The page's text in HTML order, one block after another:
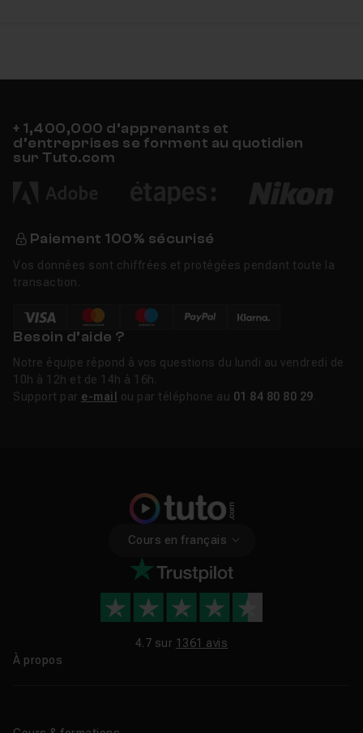
+ 1,400,000 d’apprenants et
d’entreprises se forment au quotidien
sur Tuto.com
Paiement 100% sécurisé
Vos données sont chiffrées et protégées pendant toute la
transaction.
Besoin d’aide ?
Notre équipe répond à vos questions du lundi au vendredi de
10h à 12h et de 14h à 16h.
Support par e-mail ou par téléphone au 01 84 80 80 29
Cours en français
4.7 sur 1361 avis
À propos